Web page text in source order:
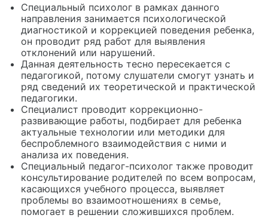
Специальный психолог в рамках данного
направления занимается психологической
диагностикой и коррекцией поведения ребенка,
он проводит ряд работ для выявления
отклонений или нарушений.
Данная деятельность тесно пересекается с
педагогикой, потому слушатели смогут узнать и
ряд сведений их теоретической и практической
педагогики.
Специалист проводит коррекционно-
развивающие работы, подбирает для ребенка
актуальные технологии или методики для
беспроблемного взаимодействия с ними и
анализа их поведения.
Специальный педагог-психолог также проводит
консультирование родителей по всем вопросам,
касающихся учебного процесса, выявляет
проблемы во взаимоотношениях в семье,
помогает в решении сложившихся проблем.